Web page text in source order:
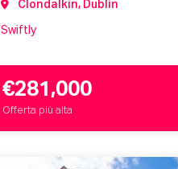
Clondalkin, Dublin
Swiftly
€281,000
Offerta più alta